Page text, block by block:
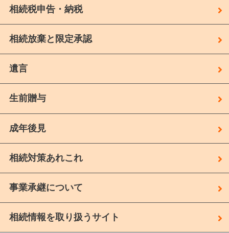
相続税申告・納税
相続放棄と限定承認
遺言
生前贈与
成年後見
相続対策あれこれ
事業承継について
相続情報を取り扱うサイト